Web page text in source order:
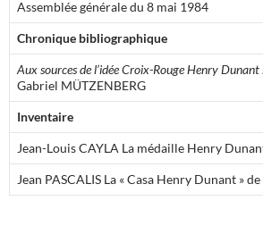
Assemblée générale du 8 mai 1984
Chronique bibliographique
Aux sources de l’idée Croix-Rouge Henry Dunant
Gabriel MÜTZENBERG
Inventaire
Jean-Louis CAYLA La médaille Henry
Jean PASCALIS La « Casa Henry Dunant »